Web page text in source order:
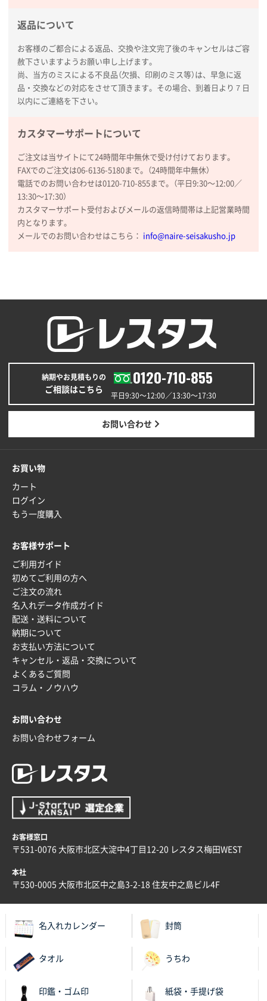
2026年01月26日 15:45
印刷範囲が広かったから、取扱商品
新潟県R社様
ワンポイントポリ袋 A4サイズ
1000枚
2026年01月16日 10:53
かったため
山口県P社様
【トートバッグ・エコバッグ】特別ご注文ページ
1枚
希望の商品の取り扱いがあったので
福島県W社様
A4バインダー(2ツ折)
300枚
2025年12月24日 14:43
以前の注文も含め価格と品質
青森県K社様
ワンポイントポリ袋 A4サイズ 1000枚
2025年12月22日 03:31
神奈川県S社様
ワンポイント箔押し紙袋 M横サイズ(A4対応)
枚
2025年12月16日 10:39
短納期対応が素晴らしい
富山県O社様
uni ジェットストリーム 07
2025年12月09日 14:04
安い、早い
埼玉県G社様
ラミネート紙袋 規格L4サイズ(B4対応)
値段が安かった。
兵庫県のお客様
スタンダードメモ100P
ロゴが入れられること
ECOワンポイントポリ袋 A4サイズ（白）1000枚
A4箔押し名入れクリアファイル
300枚
以前発注しているので、データが残っている点が良か
ったので
返品について
お客様のご都合による返品、交換や注文完了後のキャンセルはご容
赦下さいますようお願い申し上げます。
尚、当方のミスによる不良品（欠損、印刷のミス等）は、早急に返
品・交換などの対応をさせて頂きます。その場合、到着日より７日
以内にご連絡を下さい。
カスタマーサポートについて
ご注文は当サイトにて24時間年中無休で受け付けております。
FAXでのご注文は06-6136-5180まで。（24時間年中無休）
電話でのお問い合わせは0120-710-855まで。（平日9:30〜12:00／
13:30〜17:30）
カスタマーサポート受付およびメールの返信時間帯は上記営業時間
内となります。
メールでのお問い合わせはこちら： info@naire-seisakusho.jp
納期やお見積もりの
ご相談はこちら
0120-710-855
平日9:30〜12:00／13:30〜17:30
お問い合わせ
お買い物
カート
ログイン
もう一度購入
お客様サポート
ご利用ガイド
初めてご利用の方へ
ご注文の流れ
名入れデータ作成ガイド
配送・送料について
納期について
お支払い方法について
キャンセル・返品・交換について
よくあるご質問
コラム・ノウハウ
お問い合わせ
お問い合わせフォーム
お客様窓口
〒531-0076 大阪市北区大淀中4丁目12-20 レスタス梅田WEST
本社
〒530-0005 大阪市北区中之島3-2-18 住友中之島ビル4F
名入れカレンダー 封筒
タオル うちわ
印鑑・ゴム印 紙袋・手提げ袋